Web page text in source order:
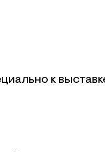
к